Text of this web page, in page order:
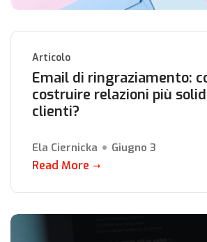
Articolo
Email di ringraziamento:
costruire relazioni più
clienti?
Ela Ciernicka Giugno 3
Read More